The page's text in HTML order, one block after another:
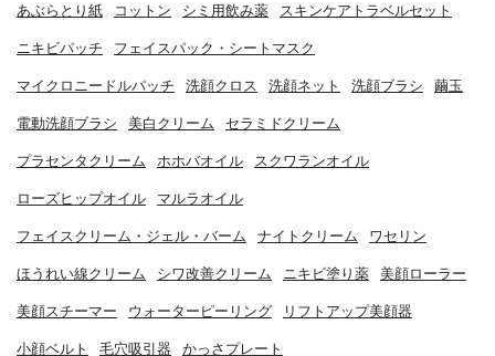
あぶらとり紙 コットン シミ用飲み薬 スキンケアトラベルセット
ニキビパッチ フェイスパック・シートマスク
マイクロニードルパッチ 洗顔クロス 洗顔ネット 洗顔ブラシ 繭玉
電動洗顔ブラシ 美白クリーム セラミドクリーム
プラセンタクリーム ホホバオイル スクワランオイル
ローズヒップオイル マルラオイル
フェイスクリーム・ジェル・バーム ナイトクリーム ワセリン
ほうれい線クリーム シワ改善クリーム ニキビ塗り薬 美顔ローラー
美顔スチーマー ウォーターピーリング リフトアップ美顔器
小顔ベルト 毛穴吸引器 かっさプレート